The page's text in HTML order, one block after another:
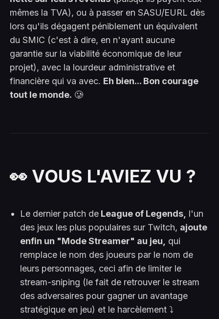
mêmes la TVA), ou à passer en SASU/EURL dès
lors qu'ils dégagent péniblement un équivalent
du SMIC (c'est à dire, en n'ayant aucune
garantie sur la viabilité économique de leur
projet), avec la lourdeur administrative et
financière qui va avec. Eh bien... Bon courage
tout le monde. 🥲
👀 VOUS L'AVIEZ VU ?
Le dernier patch deLeague of Legends, l'un
des jeux les plus populaires sur Twitch, ajoute
enfin un "Mode Streamer" au jeu,
qui
remplace le nom des joueurs par le nom de
leurs personnages, ceci afin de limiter le
stream-sniping (le fait de retrouver le stream
des adversaires pour gagner un avantage
stratégique en jeu) et le harcèlement ⤵️